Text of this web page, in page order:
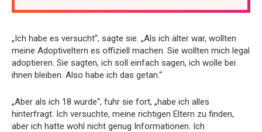
„Ich habe es versucht“, sagte sie. „Als ich älter war, wollten
meine Adoptiveltern es offiziell machen. Sie wollten mich legal
adoptieren. Sie sagten, ich soll einfach sagen, ich wolle bei
ihnen bleiben. Also habe ich das getan.“
„Aber als ich 18 wurde“, fuhr sie fort, „habe ich alles
hinterfragt. Ich versuchte, meine richtigen Eltern zu finden,
aber ich hatte wohl nicht genug Informationen. Ich